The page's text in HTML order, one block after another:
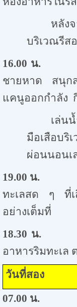
หลัง
บริเวณรีส
16.00 น. แด
ชายหาด สนุกส
แคนูออกกำลัง
เล่น
มือเสือบ
ผ่อนนอนเ
19.00 น.พบกับ
ทะเลสด ๆ ที่เ
อย่างเต็มที่
18.30 น.บริก
อาหารริมทะเล
วันที่สอง
07.00 น.